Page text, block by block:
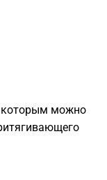
которым можно